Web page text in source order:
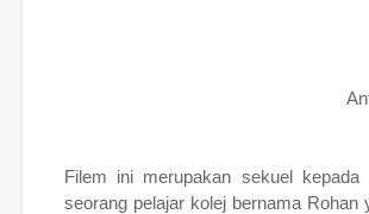
Filem ini merupakan sekuel
seorang pelajar kolej bernama